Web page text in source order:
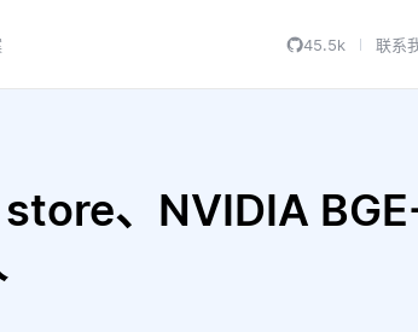
45.5k 联系
、NVIDIA